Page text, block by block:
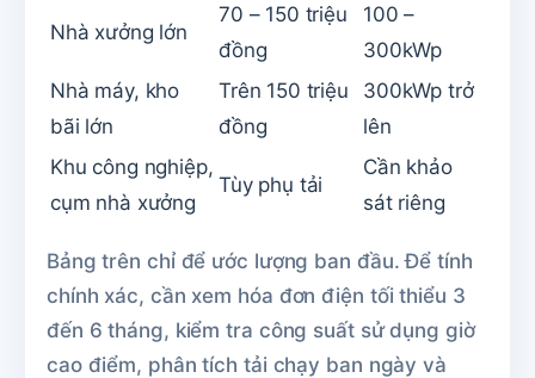
Nhà xưởng lớn
70 – 150 triệu
đồng
100 –
300kWp
Nhà máy, kho
bãi lớn
Trên 150 triệu
đồng
300kWp trở
lên
Khu công nghiệp,
cụm nhà xưởng
Tùy phụ tải
Cần khảo
sát riêng
Bảng trên chỉ để ước lượng ban đầu. Để tính
chính xác, cần xem hóa đơn điện tối thiểu 3
đến 6 tháng, kiểm tra công suất sử dụng giờ
cao điểm, phân tích tải chạy ban ngày và